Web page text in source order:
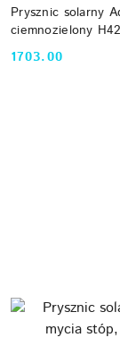
Prysznic solarny
ciemnozielony
Cena:
1703.00